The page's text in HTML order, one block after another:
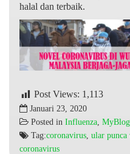
halal dan terbaik.
Post Views: 1,113
Januari 23, 2020
Posted in Influenza MyBlog
Tag:coronavirus ular punca
coronavirus